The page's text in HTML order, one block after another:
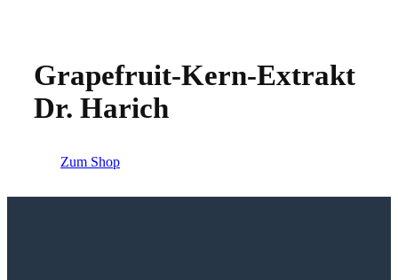
Grapefruit-Kern-Extrakt
Dr. Harich
Zum Shop